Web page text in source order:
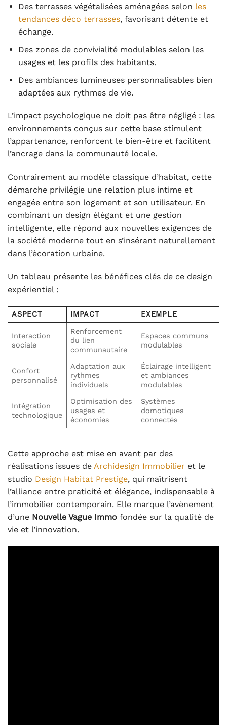
Des terrasses végétalisées aménagées selon les
tendances déco terrasses, favorisant détente et
échange.
Des zones de convivialité modulables selon les
usages et les profils des habitants.
Des ambiances lumineuses personnalisables bien
adaptées aux rythmes de vie.
L’impact psychologique ne doit pas être négligé : les
environnements conçus sur cette base stimulent
l’appartenance, renforcent le bien-être et facilitent
l’ancrage dans la communauté locale.
Contrairement au modèle classique d’habitat, cette
démarche privilégie une relation plus intime et
engagée entre son logement et son utilisateur. En
combinant un design élégant et une gestion
intelligente, elle répond aux nouvelles exigences de
la société moderne tout en s’insérant naturellement
dans l’écoration urbaine.
Un tableau présente les bénéfices clés de ce design
expérientiel :
ASPECT IMPACT EXEMPLE
Interaction
sociale
Renforcement
du lien
communautaire
Espaces communs
modulables
Confort
personnalisé
Adaptation aux
rythmes
individuels
Éclairage intelligent
et ambiances
modulables
Intégration
technologique
Optimisation des
usages et
économies
Systèmes
domotiques
connectés
Cette approche est mise en avant par des
réalisations issues de Archidesign Immobilier et le
studio Design Habitat Prestige, qui maîtrisent
l’alliance entre praticité et élégance, indispensable à
l’immobilier contemporain. Elle marque l’avènement
d’une Nouvelle Vague Immo fondée sur la qualité de
vie et l’innovation.